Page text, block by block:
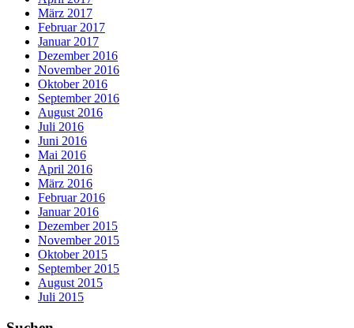
März 2017
Februar 2017
Januar 2017
Dezember 2016
November 2016
Oktober 2016
September 2016
August 2016
Juli 2016
Juni 2016
Mai 2016
April 2016
März 2016
Februar 2016
Januar 2016
Dezember 2015
November 2015
Oktober 2015
September 2015
August 2015
Juli 2015